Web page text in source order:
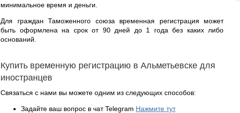
минимальное время и деньги.
Для граждан Таможенного союза временная регистрация может
быть оформлена на срок от 90 дней до 1 года без каких либо
оснований.
Купить временную регистрацию в Альметьевске для
иностранцев
Связаться с нами вы можете одним из следующих способов:
Задайте ваш вопрос в чат Telegram Нажмите тут